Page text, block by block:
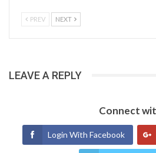
PREV NEXT
LEAVE A REPLY
Connect
Login With Facebook